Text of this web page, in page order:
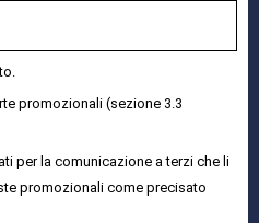
promozionali (sezione 3.3
per la comunicazione a terzi che li
promozionali come precisato